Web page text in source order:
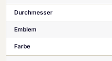
Durchmesser
Emblem
Farbe